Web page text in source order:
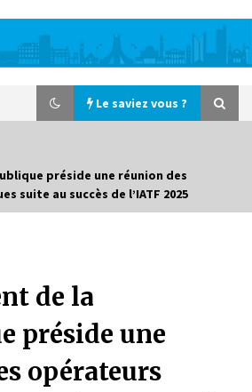
Le saviez vous ?
?
de la circulation : 11 décès et 243
des camps d’été pour un deuxième
d’enfants autistes
de la Promenade des Sablettes : Mis en
de bornes automatiques
préside une réunion des
suite au succès de l’IATF 2025
de la
préside une
opérateurs